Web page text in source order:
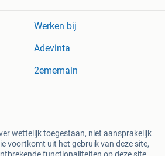
Werken bij
Adevinta
2ememain
wettelijk toegestaan, niet aansprakelijk
voortkomt uit het gebruik van deze site,